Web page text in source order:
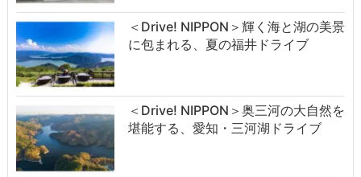
＜Drive! NIPPON＞輝く海と湖の美景
に包まれる、夏の福井ドライブ
＜Drive! NIPPON＞奥三河の大自然を
堪能する、愛知・三河湖ドライブ